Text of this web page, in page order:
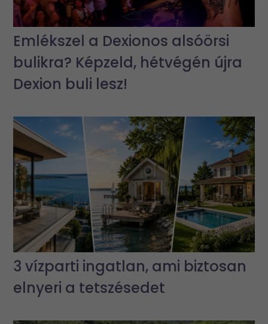
Emlékszel a Dexionos alsóörsi
bulikra? Képzeld, hétvégén újra
Dexion buli lesz!
3 vízparti ingatlan, ami biztosan
elnyeri a tetszésedet